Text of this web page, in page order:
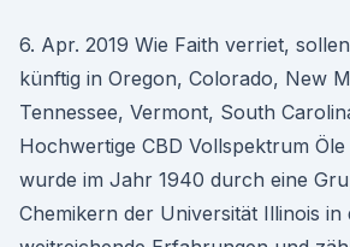
6. Apr. 2019 Wie Faith verriet,
künftig in Oregon, Colorado, New
Tennessee, Vermont, South
Hochwertige CBD Vollspektrum
wurde im Jahr 1940 durch eine
Chemikern der Universität Illinois in